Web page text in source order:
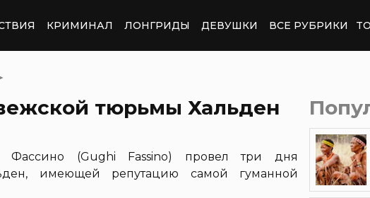
КРИМИНАЛ ЛОНГРИДЫ ДЕВУШКИ ВСЕ РУБРИКИ
тюрьмы Хальден
Фассино (Gughi Fassino) провел три дня
имеющей репутацию самой гуманной